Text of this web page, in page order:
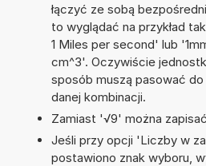
łączyć ze sobą
to wyglądać na przykład
1 Miles per second' lub
cm^3'. Oczywiście
sposób muszą pasować
danej kombinacji.
Zamiast '√9' można
Jeśli przy opcji 'Liczby w
postawiono znak wyboru,